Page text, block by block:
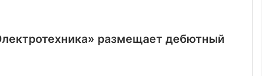
размещает дебютный